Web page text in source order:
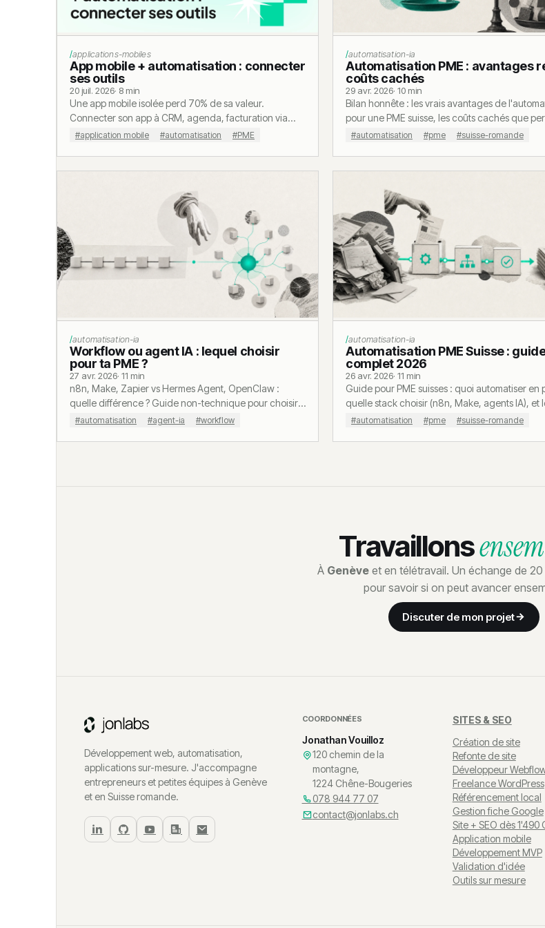
Calculateur coût site dormant
applications-mobiles
App mobile + automatisation : connecter
ses outils
20 juil. 2026· 8 min
Une app mobile isolée perd 70% de sa valeur.
Connecter son app à CRM, agenda, facturation via
Make, Zapier ou API. Guide concret PME romandes.
#application mobile #automatisation #PME
automatisation-ia
Automatisation PME : avantages
coûts cachés
29 avr. 2026· 10 min
Bilan honnête : les vrais avantages de
pour une PME suisse, les coûts cachés que
ne mentionne, et les cas où s'abstenir.
#automatisation #pme #suisse-romande
automatisation-ia
Workflow ou agent IA : lequel choisir
pour ta PME ?
27 avr. 2026· 11 min
n8n, Make, Zapier vs Hermes Agent, OpenClaw :
quelle différence ? Guide non-technique pour choisir
selon ton cas, avec critères concrets.
#automatisation #agent-ia #workflow
automatisation-ia
Automatisation PME Suisse :
complet 2026
26 avr. 2026· 11 min
Guide pour PME suisses : quoi automatiser en
quelle stack choisir (n8n, Make, agents IA), et
coûts en CHF. Pas de bullshit.
#automatisation #pme #suisse-romande
Travaillons
À Genève et en télétravail. Un échange de
pour savoir si on peut avancer
Discuter de mon projet
Développement web, automatisation,
applications sur-mesure. J'accompagne
entrepreneurs et petites équipes à Genève
et en Suisse romande.
COORDONNÉES
Jonathan Vouilloz
120 chemin de la
montagne,
1224 Chêne-Bougeries
078 944 77 07
contact@jonlabs.ch
SITES & SEO
Création de site
Refonte de site
Développeur
Freelance WordPress
Référencement local
Gestion fiche Google
Site + SEO dès 1'490
Application mobile
Développement MVP
Validation d'idée
Outils sur mesure